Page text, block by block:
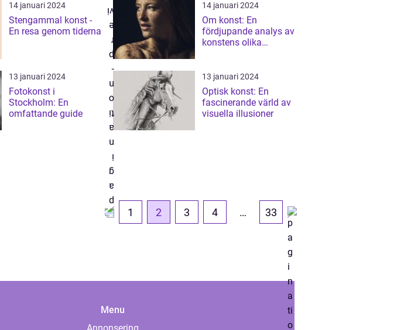
14 januari 2024
Stengammal konst -
En resa genom tiderna
14 januari 2024
Om konst: En
fördjupande analys av
konstens olika
för privatp...
13 januari 2024
Fotokonst i
Stockholm: En
omfattande guide
13 januari 2024
Optisk konst: En
fascinerande värld av
visuella illusioner
1 2 3 4 … 33
Menu